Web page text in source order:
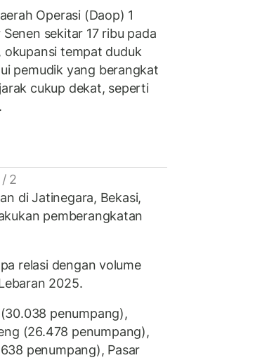
Operasi (Daop) 1
sekitar 17 ribu pada
okupansi tempat duduk
pemudik yang berangkat
cukup dekat, seperti
2
di Jatinegara, Bekasi,
pemberangkatan
relasi dengan volume
2025.
penumpang),
(26.478 penumpang),
penumpang), Pasar